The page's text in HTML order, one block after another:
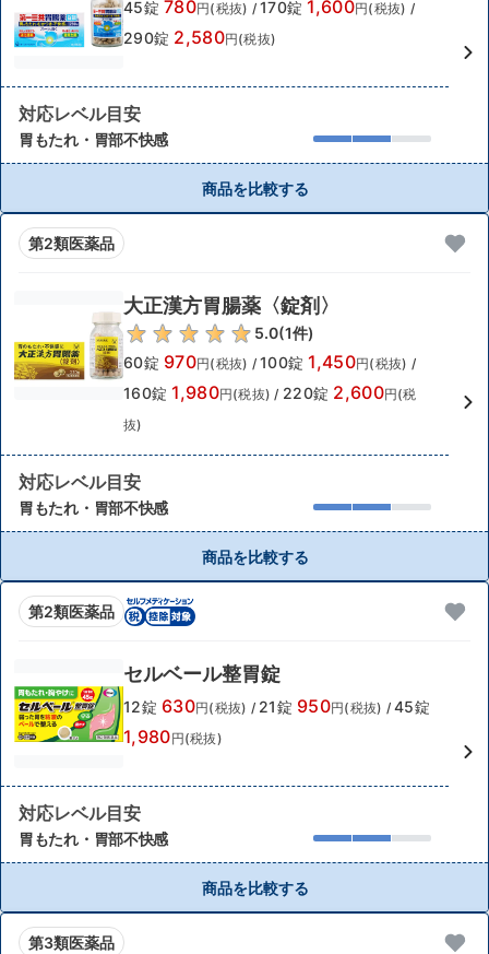
45錠 780円(税抜) / 170錠 1,600円(税抜) /
290錠 2,580円(税抜)
対応レベル目安
胃もたれ・胃部不快感
商品を比較する
第2類医薬品
大正漢方胃腸薬〈錠剤〉
5.0(1件)
60錠 970円(税抜) / 100錠 1,450円(税抜) /
160錠 1,980円(税抜) / 220錠 2,600円(税
抜)
対応レベル目安
胃もたれ・胃部不快感
商品を比較する
第2類医薬品
セルベール整胃錠
12錠 630円(税抜) / 21錠 950円(税抜) / 45錠
1,980円(税抜)
対応レベル目安
胃もたれ・胃部不快感
商品を比較する
第3類医薬品